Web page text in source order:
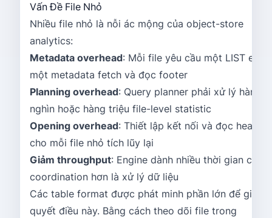
Vấn Đề File Nhỏ
Nhiều file nhỏ là nỗi ác mộng của object-store
analytics:
Metadata overhead: Mỗi file yêu cầu một LIST
một metadata fetch và đọc footer
Planning overhead: Query planner phải xử lý hàng
nghìn hoặc hàng triệu file-level statistic
Opening overhead: Thiết lập kết nối và đọc header
cho mỗi file nhỏ tích lũy lại
Giảm throughput: Engine dành nhiều thời gian cho
coordination hơn là xử lý dữ liệu
Các table format được phát minh phần lớn để giải
quyết điều này. Bằng cách theo dõi file trong